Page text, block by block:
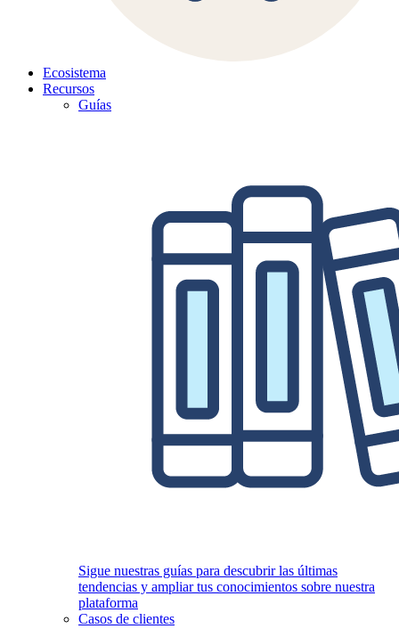
Ecosistema
Recursos
Guías
Sigue nuestras guías para descubrir las últimas
tendencias y ampliar tus conocimientos sobre nuestra
plataforma
Casos de clientes